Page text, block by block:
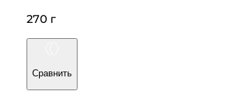
270 г
Сравнить